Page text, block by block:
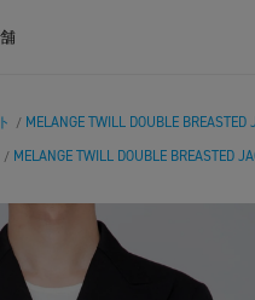
/ MELANGE TWILL DOUBLE BREASTED
/ MELANGE TWILL DOUBLE BREASTED